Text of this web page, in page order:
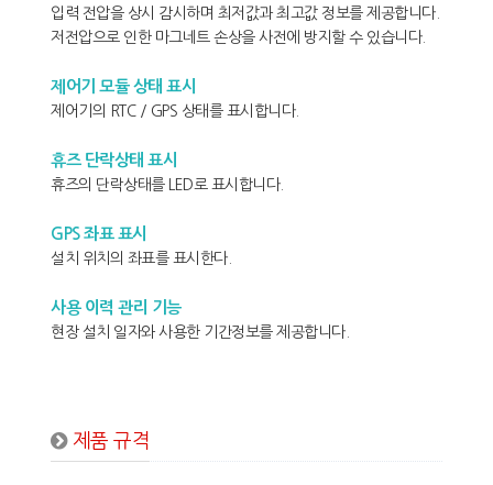
입력 전압을 상시 감시하며 최저값과 최고값 정보를 제공합니다.
저전압으로 인한 마그네트 손상을 사전에 방지할 수 있습니다.
제어기 모듈 상태 표시
제어기의 RTC / GPS 상태를 표시합니다.
휴즈 단락상태 표시
휴즈의 단락상태를 LED로 표시합니다.
GPS 좌표 표시
설치 위치의 좌표를 표시한다.
사용 이력 관리 기능
현장 설치 일자와 사용한 기간정보를 제공합니다.
제품 규격